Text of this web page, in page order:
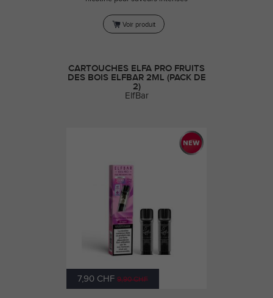
Voir produit
CARTOUCHES ELFA PRO FRUITS
DES BOIS ELFBAR 2ML (PACK DE
2)
ElfBar
7,90 CHF 9,90 CHF